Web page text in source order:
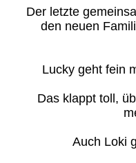
Der letzte
den neuen
Lucky geht fein
Das klappt toll,
Auch Loki